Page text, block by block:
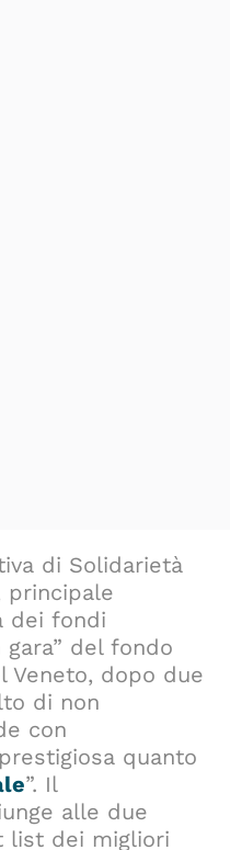
di Solidarietà
principale
dei fondi
del fondo
Veneto, dopo due
di non
con
quanto
”. Il
alle due
list dei migliori